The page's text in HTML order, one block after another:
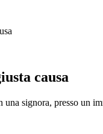
causa
signora, presso un